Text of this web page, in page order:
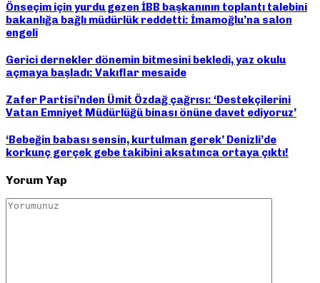
Önseçim için yurdu gezen İBB başkanının toplantı talebini
bakanlığa bağlı müdürlük reddetti: İmamoğlu’na salon
engeli
Gerici dernekler dönemin bitmesini bekledi, yaz okulu
açmaya başladı: Vakıflar mesaide
Zafer Partisi’nden Ümit Özdağ çağrısı: ‘Destekçilerini
Vatan Emniyet Müdürlüğü binası önüne davet ediyoruz’
‘Bebeğin babası sensin, kurtulman gerek’ Denizli’de
korkunç gerçek gebe takibini aksatınca ortaya çıktı!
Yorum Yap